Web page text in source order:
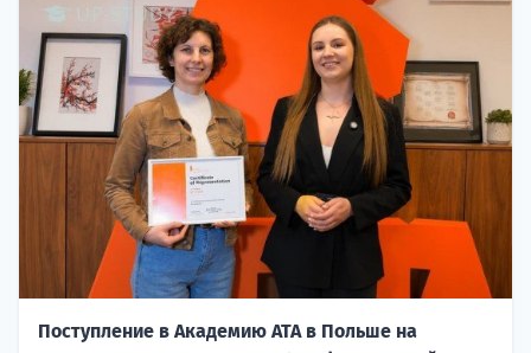
Поступление в Академию ATA в Польше на